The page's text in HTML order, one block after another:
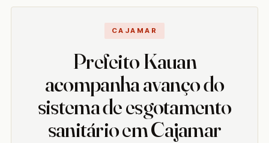
CAJAMAR
Prefeito Kauan
acompanha avanço do
sistema de esgotamento
sanitário em Cajamar